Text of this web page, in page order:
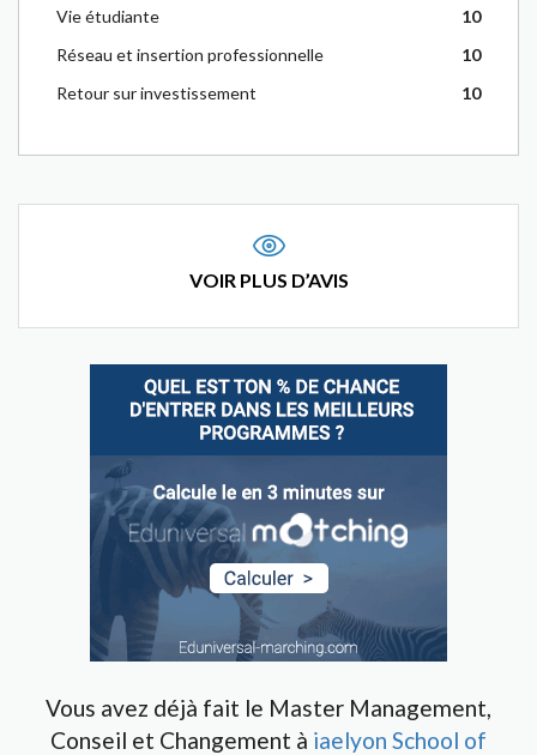
Vie étudiante
10
Réseau et insertion professionnelle
10
Retour sur investissement
10
VOIR PLUS D’AVIS
Vous avez déjà fait le Master Management,
Conseil et Changement à iaelyon School of